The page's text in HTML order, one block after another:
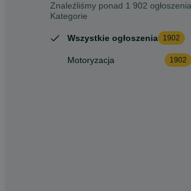
Znaleźliśmy ponad 1 902 ogłoszenia
Kategorie
Wszystkie ogłoszenia 1902
Motoryzacja 1902